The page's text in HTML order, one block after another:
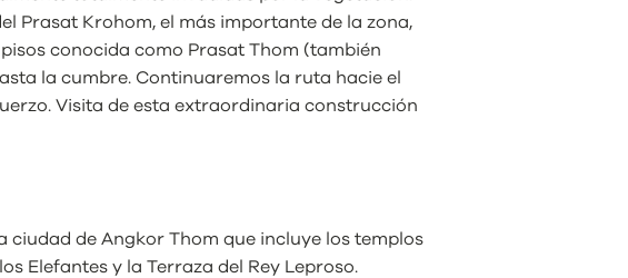
Prasat Krohom, el más importante de la zona,
conocida como Prasat Thom (también
la cumbre. Continuaremos la ruta hacie el
Visita de esta extraordinaria construcción
de Angkor Thom que incluye los templos
Elefantes y la Terraza del Rey Leproso.